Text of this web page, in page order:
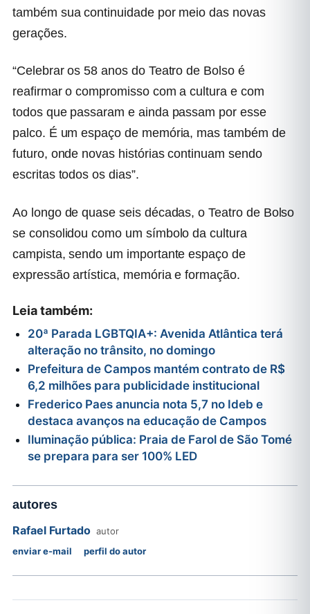
também sua continuidade por meio das novas
gerações.
“Celebrar os 58 anos do Teatro de Bolso é
reafirmar o compromisso com a cultura e com
todos que passaram e ainda passam por esse
palco. É um espaço de memória, mas também de
futuro, onde novas histórias continuam sendo
escritas todos os dias”.
Ao longo de quase seis décadas, o Teatro de Bolso
se consolidou como um símbolo da cultura
campista, sendo um importante espaço de
expressão artística, memória e formação.
Leia também:
20ª Parada LGBTQIA+: Avenida Atlântica terá
alteração no trânsito, no domingo
Prefeitura de Campos mantém contrato de R$
6,2 milhões para publicidade institucional
Frederico Paes anuncia nota 5,7 no Ideb e
destaca avanços na educação de Campos
Iluminação pública: Praia de Farol de São Tomé
se prepara para ser 100% LED
autores
Rafael Furtado autor
enviar e-mail
perfil do autor